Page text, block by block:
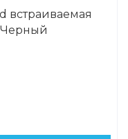
встраиваемая
Черный